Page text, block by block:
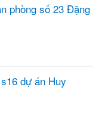
phòng số 23 Đặng
dự án Huy